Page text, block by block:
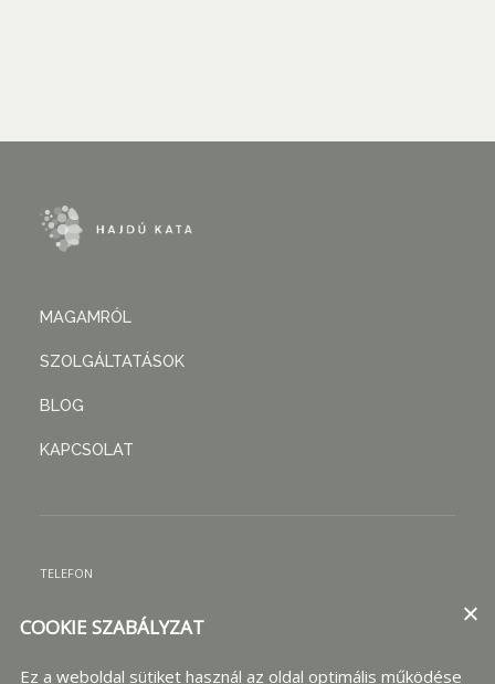
MAGAMRÓL
SZOLGÁLTATÁSOK
BLOG
KAPCSOLAT
TELEFON
Ez a weboldal sütiket használ az oldal optimális működése